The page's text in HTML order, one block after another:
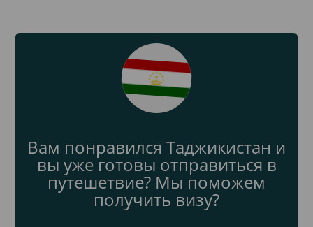
Вам понравился Таджикистан и
вы уже готовы отправиться в
путешетвие? Мы поможем
получить визу?